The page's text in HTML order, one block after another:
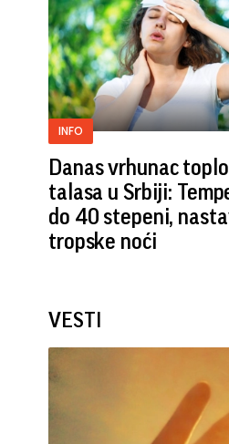
INFO
Danas vrhunac
talasa u Srbiji:
do 40 stepeni,
tropske noći
VESTI